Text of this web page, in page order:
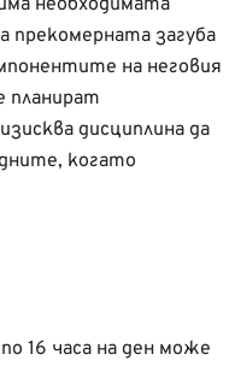
прекомерната загуба
на неговия
планират
дисциплина да
когато
16 часа на ден може